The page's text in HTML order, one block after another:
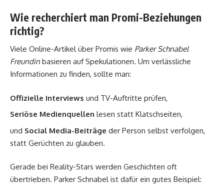
Wie recherchiert man Promi-Beziehungen
richtig?
Viele Online-Artikel über Promis wie Parker Schnabel
Freundin basieren auf Spekulationen. Um verlässliche
Informationen zu finden, sollte man:
Offizielle Interviews und TV-Auftritte prüfen,
Seriöse Medienquellen lesen statt Klatschseiten,
und Social Media-Beiträge der Person selbst verfolgen,
statt Gerüchten zu glauben.
Gerade bei Reality-Stars werden Geschichten oft
übertrieben. Parker Schnabel ist dafür ein gutes Beispiel: